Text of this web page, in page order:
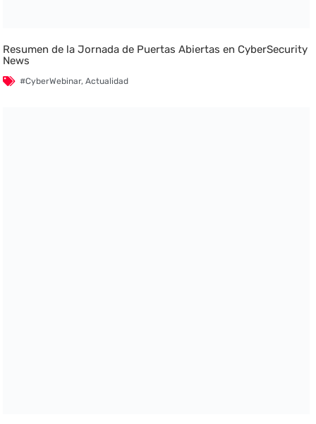
Resumen de la Jornada de Puertas Abiertas en CyberSecurity
News
#CyberWebinar,Actualidad